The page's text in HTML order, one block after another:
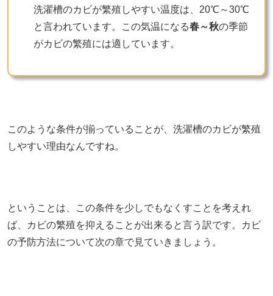
洗濯槽のカビが繁殖しやすい温度は、20℃～30℃
と言われています。この気温になる春～秋の季節
がカビの繁殖には適しています。
このような条件が揃っていることが、洗濯槽のカビが繁殖
しやすい理由なんですね。
ということは、この条件を少しでもなくすことを考えれ
ば、カビの繁殖を抑えることが出来ると言う訳です。カビ
の予防方法について次の章で見ていきましょう。